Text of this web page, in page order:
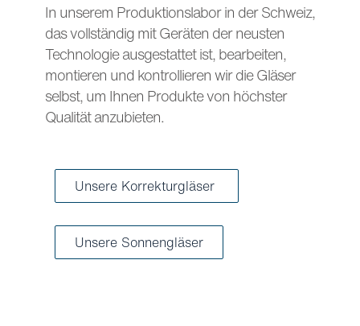
In unserem Produktionslabor in der Schweiz,
das vollständig mit Geräten der neusten
Technologie ausgestattet ist, bearbeiten,
montieren und kontrollieren wir die Gläser
selbst, um Ihnen Produkte von höchster
Qualität anzubieten.
Unsere Korrekturgläser
Unsere Sonnengläser